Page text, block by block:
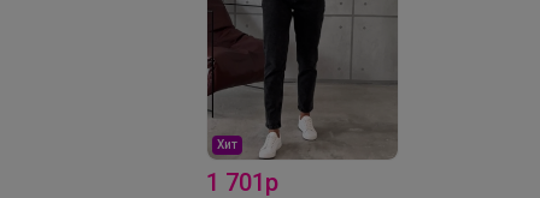
Хит
1 701р